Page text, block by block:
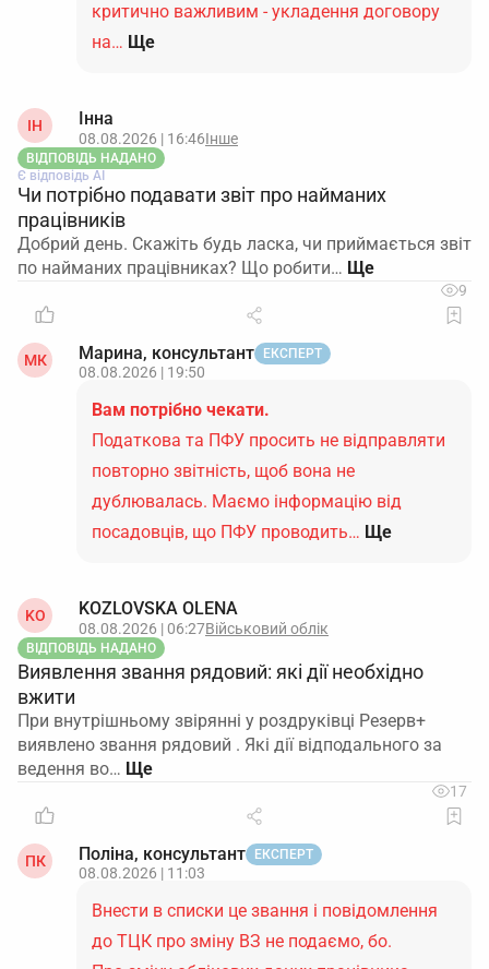
критично важливим - укладення договору
на… Ще
ІН Інна
08.08.2026 | 16:46Інше
ВІДПОВІДЬ НАДАНО
Є відповідь АІ
Чи потрібно подавати звіт про найманих
працівників
Добрий день. Скажіть будь ласка, чи приймається звіт
по найманих працівниках? Що робити…
9
МК Марина, консультант ЕКСПЕРТ
08.08.2026 | 19:50
Вам потрібно чекати.
Податкова та ПФУ просить не відправляти
повторно звітність, щоб вона не
дублювалась. Маємо інформацію від
посадовців, що ПФУ проводить… Ще
KO KOZLOVSKA OLENA
08.08.2026 | 06:27Військовий облік
ВІДПОВІДЬ НАДАНО
Виявлення звання рядовий: які дії необхідно
вжити
При внутрішньому звірянні у роздруківці Резерв+
виявлено звання рядовий . Які дії відподального за
ведення во…
17
ПК Поліна, консультант ЕКСПЕРТ
08.08.2026 | 11:03
Внести в списки це звання і повідомлення
до ТЦК про зміну ВЗ не подаємо, бо.